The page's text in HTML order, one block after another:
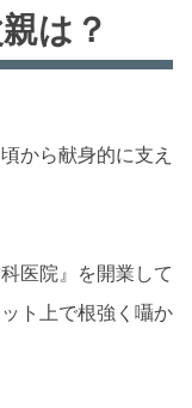
は？
から献身的に支え
医院』を開業して
ト上で根強く囁か